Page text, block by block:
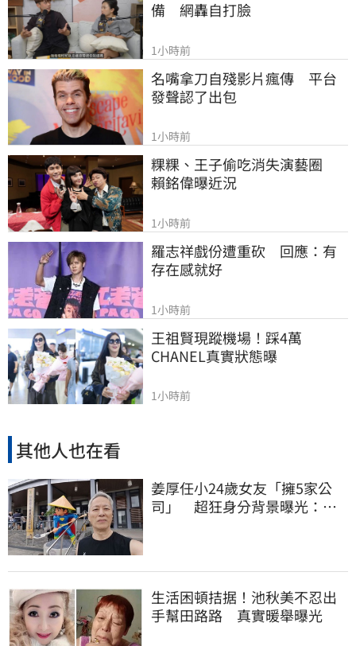
備　網轟自打臉
1小時前
名嘴拿刀自殘影片瘋傳　平台
發聲認了出包
1小時前
粿粿、王子偷吃消失演藝圈
賴銘偉曝近況
1小時前
羅志祥戲份遭重砍　回應：有
存在感就好
1小時前
王祖賢現蹤機場！踩4萬
CHANEL真實狀態曝
1小時前
其他人也在看
姜厚任小24歲女友「擁5家公
司」 超狂身分背景曝光：層
生活困頓拮据！池秋美不忍出
手幫田路路 真實暖舉曝光